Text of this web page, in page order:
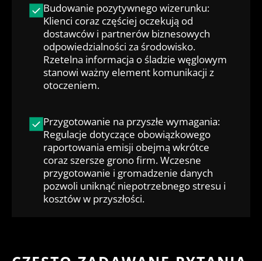
Budowanie pozytywnego wizerunku:
Klienci coraz częściej oczekują od
dostawców i partnerów biznesowych
odpowiedzialności za środowisko.
Rzetelna informacja o śladzie węglowym
stanowi ważny element komunikacji z
otoczeniem.
Przygotowanie na przyszłe wymagania:
Regulacje dotyczące obowiązkowego
raportowania emisji obejmą wkrótce
coraz szersze grono firm. Wczesne
przygotowanie i gromadzenie danych
pozwoli uniknąć niepotrzebnego stresu i
kosztów w przyszłości.